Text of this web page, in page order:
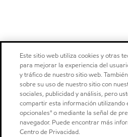
Este sitio web utiliza cookies y otras
para mejorar la experiencia del
y tráfico de nuestro sitio web.
sobre su uso de nuestro sitio con
sociales, publicidad y análisis, pero
compartir esta información utilizando
opcionales" o mediante la señal de
navegador. Puede encontrar más
Centro de Privacidad.